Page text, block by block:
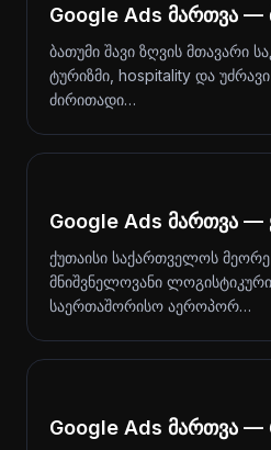
Google Ads მართვა —
ბათუმი შავი ზღვის მთავარი
ტურიზმი, hospitality და უძრავი
ძირითადი…
Google Ads მართვა —
ქუთაისი საქართველოს
მნიშვნელოვანი ლოგისტიკური
საერთაშორისო აეროპორ…
Google Ads მართვა —